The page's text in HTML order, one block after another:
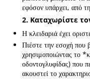
εφόσον υπάρχει, από
2. Καταχωρίστε
Η κλειδαριά έχει
Πιέστε την εσοχή που
χρησιμοποιώντας το
οδοντογλυφίδας) που
ακουστεί το